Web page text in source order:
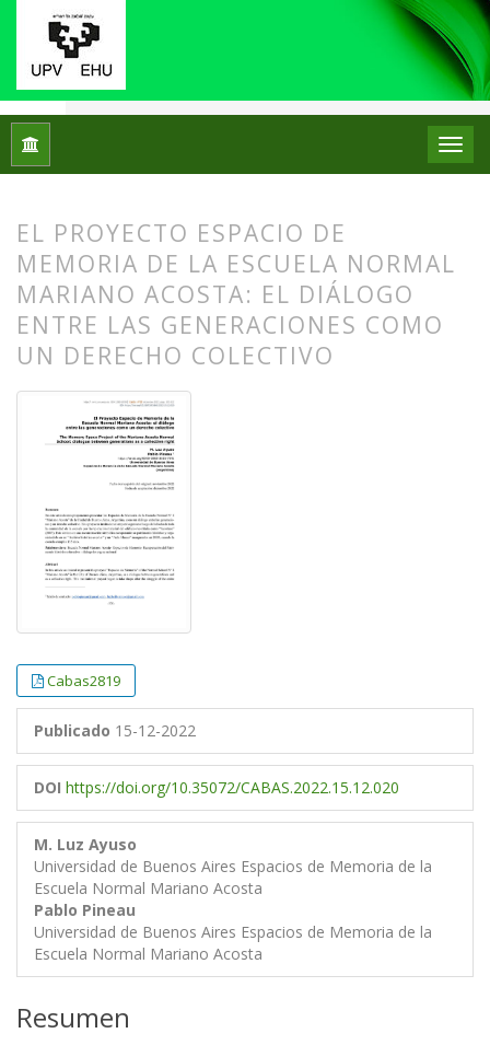
Inicio Núm. 28 (2022): Número Monográfico:
EL PROYECTO ESPACIO DE
MEMORIA DE LA ESCUELA NORMAL
MARIANO ACOSTA: EL DIÁLOGO
ENTRE LAS GENERACIONES COMO
UN DERECHO COLECTIVO
Cabas2819
Publicado 15-12-2022
DOI https://doi.org/10.35072/CABAS.2022.15.12.020
M. Luz Ayuso
Universidad de Buenos Aires Espacios de Memoria de la
Escuela Normal Mariano Acosta
Pablo Pineau
Universidad de Buenos Aires Espacios de Memoria de la
Escuela Normal Mariano Acosta
Resumen